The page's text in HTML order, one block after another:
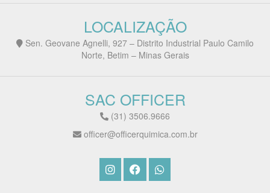
LOCALIZAÇÃO
Sen. Geovane Agnelli, 927 – Distrito Industrial Paulo Camilo
Norte, Betim – Minas Gerais
SAC OFFICER
(31) 3506.9666
officer@officerquimica.com.br